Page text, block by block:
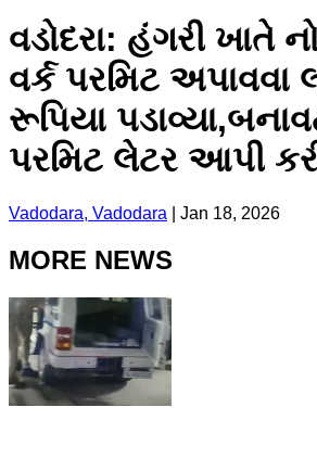
વડોદરા: હંગરી ખાતે
વર્ક પરમિટ અપાવવા
રૂપિયા
પરમિટ લેટર આપી
Vadodara, Vadodara Jan 18, 2026
MORE NEWS